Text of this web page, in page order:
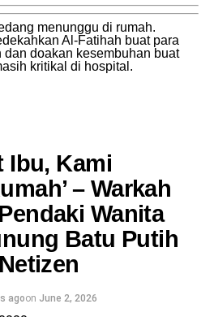
menunggu di rumah.
Al-Fatihah buat para
dan doakan kesembuhan buat
kritikal di hospital.
Ibu, Kami
– Warkah
Wanita
Batu Putih
agoon June 2, 2026